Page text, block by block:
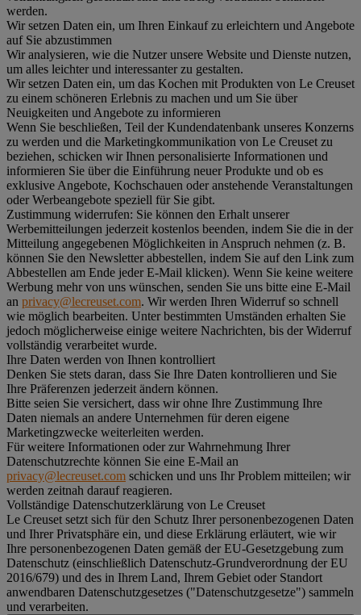
werden.
Wir setzen Daten ein, um Ihren Einkauf zu erleichtern und Angebote
auf Sie abzustimmen
Wir analysieren, wie die Nutzer unsere Website und Dienste nutzen,
um alles leichter und interessanter zu gestalten.
Wir setzen Daten ein, um das Kochen mit Produkten von Le Creuset
zu einem schöneren Erlebnis zu machen und um Sie über
Neuigkeiten und Angebote zu informieren
Wenn Sie beschließen, Teil der Kundendatenbank unseres Konzerns
zu werden und die Marketingkommunikation von Le Creuset zu
beziehen, schicken wir Ihnen personalisierte Informationen und
informieren Sie über die Einführung neuer Produkte und ob es
exklusive Angebote, Kochschauen oder anstehende Veranstaltungen
oder Werbeangebote speziell für Sie gibt.
Zustimmung widerrufen: Sie können den Erhalt unserer
Werbemitteilungen jederzeit kostenlos beenden, indem Sie die in der
Mitteilung angegebenen Möglichkeiten in Anspruch nehmen (z. B.
können Sie den Newsletter abbestellen, indem Sie auf den Link zum
Abbestellen am Ende jeder E-Mail klicken). Wenn Sie keine weitere
Werbung mehr von uns wünschen, senden Sie uns bitte eine E-Mail
an privacy@lecreuset.com. Wir werden Ihren Widerruf so schnell
wie möglich bearbeiten. Unter bestimmten Umständen erhalten Sie
jedoch möglicherweise einige weitere Nachrichten, bis der Widerruf
vollständig verarbeitet wurde.
Ihre Daten werden von Ihnen kontrolliert
Denken Sie stets daran, dass Sie Ihre Daten kontrollieren und Sie
Ihre Präferenzen jederzeit ändern können.
Bitte seien Sie versichert, dass wir ohne Ihre Zustimmung Ihre
Daten niemals an andere Unternehmen für deren eigene
Marketingzwecke weiterleiten werden.
Für weitere Informationen oder zur Wahrnehmung Ihrer
Datenschutzrechte können Sie eine E-Mail an
privacy@lecreuset.com schicken und uns Ihr Problem mitteilen; wir
werden zeitnah darauf reagieren.
Vollständige Datenschutzerklärung von Le Creuset
Le Creuset setzt sich für den Schutz Ihrer personenbezogenen Daten
und Ihrer Privatsphäre ein, und diese Erklärung erläutert, wie wir
Ihre personenbezogenen Daten gemäß der EU-Gesetzgebung zum
Datenschutz (einschließlich Datenschutz-Grundverordnung der EU
2016/679) und des in Ihrem Land, Ihrem Gebiet oder Standort
anwendbaren Datenschutzgesetzes ("Datenschutzgesetze") sammeln
und verarbeiten.